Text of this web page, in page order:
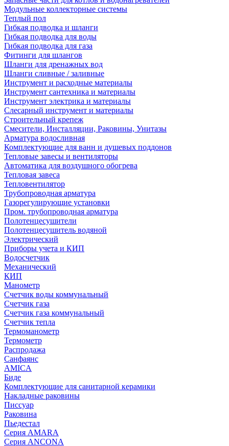
Модульные коллекторные системы
Теплый пол
Гибкая подводка и шланги
Гибкая подводка для воды
Гибкая подводка для газа
Фитинги для шлангов
Шланги для дренажных вод
Шланги сливные / заливные
Инструмент и расходные материалы
Инструмент сантехника и материалы
Инструмент электрика и материалы
Слесарный инструмент и материалы
Строительный крепеж
Смесители, Инсталляции, Раковины, Унитазы
Арматура водосливная
Комплектующие для ванн и душевых поддонов
Тепловые завесы и вентиляторы
Автоматика для воздушного обогрева
Тепловая завеса
Тепловентилятор
Трубопроводная арматура
Газорегулирующие установки
Пром. трубопроводная арматура
Полотенцесушители
Полотенцесушитель водяной
Электрический
Приборы учета и КИП
Водосчетчик
Механический
КИП
Манометр
Счетчик воды коммунальный
Счетчик газа
Счетчик газа коммунальный
Счетчик тепла
Термоманометр
Термометр
Распродажа
Санфаянс
AMICA
Биде
Комплектующие для санитарной керамики
Накладные раковины
Писсуар
Раковина
Пьедестал
Серия AMARA
Серия ANCONA